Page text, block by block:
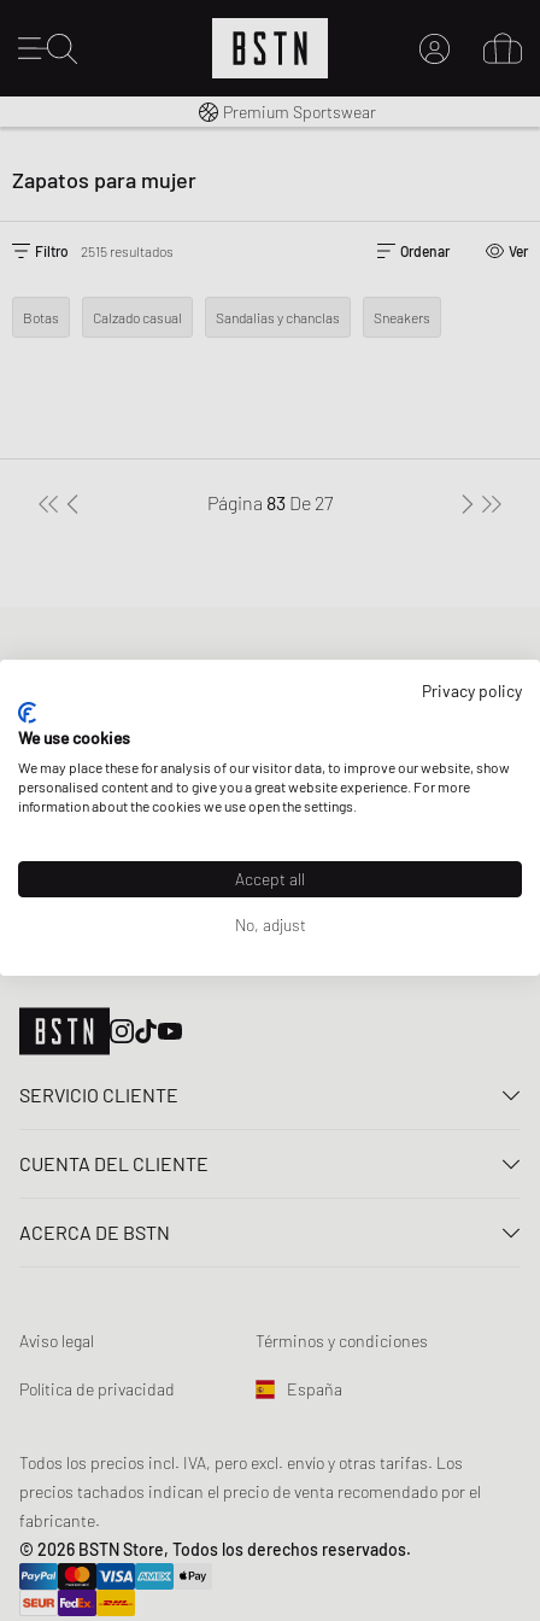
Envío gratuito a España desde € 100
Premium Sportswear
Zapatos para mujer
Filtro 2515 resultados Ordenar Ver
Botas Calzado casual Sandalias y chanclas Sneakers
Página 83 De 27
Obtenga un 5% de descuento de bienvenida y las últimas
actualizaciones de BSTN Raffles y New Arrivals. ¡Regístrese ahora!
Correo electrónico
REGÍSTRATE
SERVICIO CLIENTE
Preguntas frecuentes
Loyalty Program
Seguridad del producto
CUENTA DEL CLIENTE
Registro
Registro para el boletín de noticias
Rastreo de los datos
ACERCA DE BSTN
Chronicles
Sustainability
Descuento estudiante: Studentbeans
Descuento estudiante: EDiU
Aviso legal Términos y condiciones
Política de privacidad España
Todos los precios incl. IVA, pero excl. envío y otras tarifas. Los
precios tachados indican el precio de venta recomendado por el
fabricante.
© 2026 BSTN Store, Todos los derechos reservados.
Privacy policy
We use cookies
We may place these for analysis of our visitor data, to improve our website, show
personalised content and to give you a great website experience. For more
information about the cookies we use open the settings.
Accept all
No, adjust